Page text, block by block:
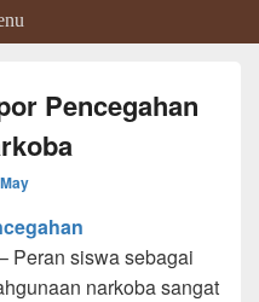
Pencegahan
Peran siswa sebagai
narkoba sangat